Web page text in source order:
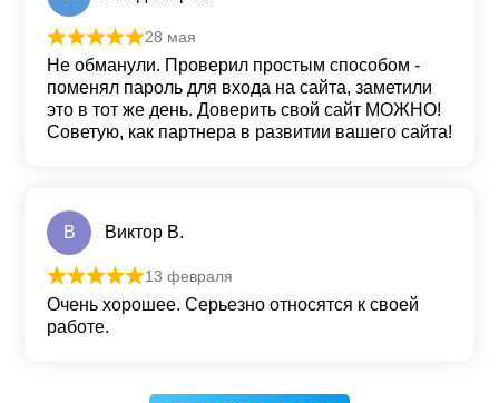
Оценка
28 мая
Не обманули. Проверил простым способом -
поменял пароль для входа на сайта, заметили
это в тот же день. Доверить свой сайт МОЖНО!
Советую, как партнера в развитии вашего сайта!
В Виктор В.
Оценка5 из 5
13 февраля
Очень хорошее. Серьезно относятся к своей
работе.